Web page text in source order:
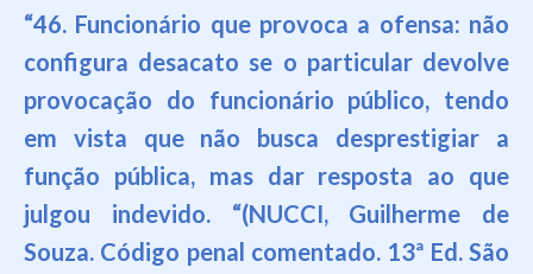
“46. Funcionário que provoca a ofensa: não
configura desacato se o particular devolve
provocação do funcionário público, tendo
em vista que não busca desprestigiar a
função pública, mas dar resposta ao que
julgou indevido. “(NUCCI, Guilherme de
Souza. Código penal comentado. 13ª Ed. São